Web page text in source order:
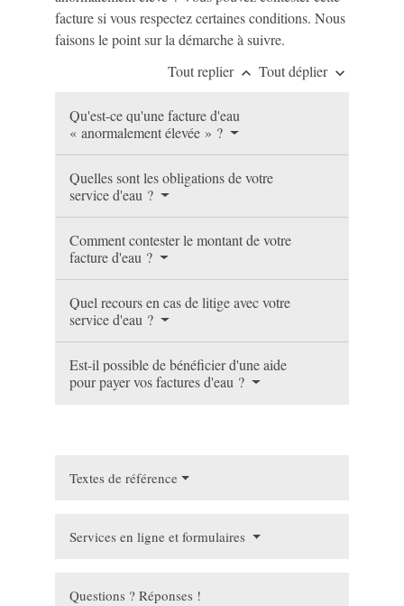
facture si vous respectez certaines conditions. Nous
faisons le point sur la démarche à suivre.
Tout replier keyboard_arrow_up Tout déplier keyboard_arrow_down
Qu'est-ce qu'une facture d'eau
« anormalement élevée » ?
Quelles sont les obligations de votre
service d'eau ?
Comment contester le montant de votre
facture d'eau ?
Quel recours en cas de litige avec votre
service d'eau ?
Est-il possible de bénéficier d'une aide
pour payer vos factures d'eau ?
Textes de référence
Services en ligne et formulaires
Questions ? Réponses !